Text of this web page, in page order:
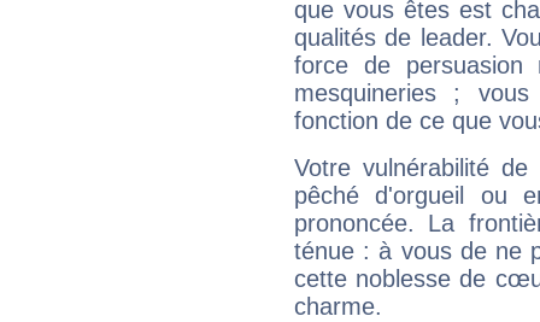
que vous êtes est
qualités de leader.
force de
mesquineries ;
fonction de ce que
Votre vulnérabilité
pêché d'orgueil ou
prononcée. La
ténue : à vous de ne
cette noblesse de
charme.